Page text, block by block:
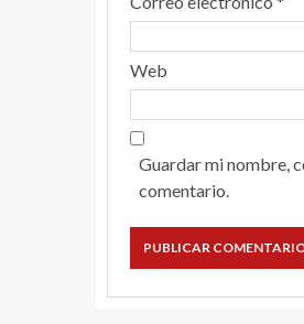
Web
Guardar mi nombre,
comentario.